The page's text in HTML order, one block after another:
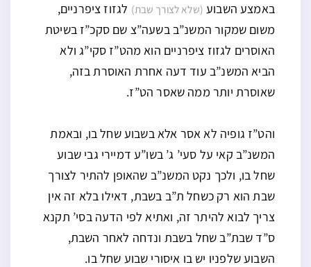
באמצע השבוע (שלא לצורך שבת) לגזוז ציפרניים,
משום שמקור המשנ”ב בשעה”צ שם סקכ”ז בשיטת
האוסרים לגזוז ציפרניים הוא מהט”ז סקי”ג ולא
הביא המשנ”ב עוד דעה אחרת האוסרת בזה,
שאוסרת יותר ממה שאסר הט”ז.
והט”ז גופיה לא אסר אלא בשבוע שחל בו, ובאמת
המשנ”ב קאי על סעי’ ג’ בשו”ע דמיירי גבי שבוע
שחל בו, ולכך נקט המשנ”ב שהאופן להתיר לצורך
שבת הוא רק כשחל ת”ב בשבת, דאילו בלא זה אין
צריך לבוא להיתר זה, ואתיא לפי הדעה בסי’ תקנא
ס”ד שבת”ב שחל בשבת ונדחה לאחר השבת,
השבוע שלפניו יש בו איסורי שבוע שחל בו.